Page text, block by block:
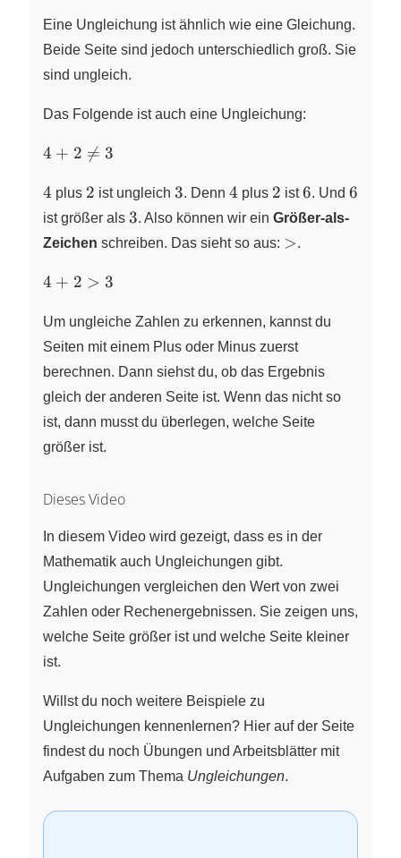
Eine Ungleichung ist ähnlich wie eine Gleichung.
Beide Seite sind jedoch unterschiedlich groß. Sie
sind ungleich.
Das Folgende ist auch eine Ungleichung:
4 +
\neq
3
4 + 2 
= 3
4
4 plus 2
2 ist ungleich 3
3. Denn 4
4 plus 2
2 ist6
6. Und 6
6
ist größer als 3
3. Also können wir ein Größer-als-
Zeichen schreiben. Das sieht so aus: >
>.
4
2
>
3
4 + 2 > 3
Um ungleiche Zahlen zu erkennen, kannst du
Seiten mit einem Plus oder Minus zuerst
berechnen. Dann siehst du, ob das Ergebnis
gleich der anderen Seite ist. Wenn das nicht so
ist, dann musst du überlegen, welche Seite
größer ist.
Dieses Video
In diesem Video wird gezeigt, dass es in der
Mathematik auch Ungleichungen gibt.
Ungleichungen vergleichen den Wert von zwei
Zahlen oder Rechenergebnissen. Sie zeigen uns,
welche Seite größer ist und welche Seite kleiner
ist.
Willst du noch weitere Beispiele zu
Ungleichungen kennenlernen? Hier auf der Seite
findest du noch Übungen und Arbeitsblätter mit
Aufgaben zum Thema Ungleichungen.